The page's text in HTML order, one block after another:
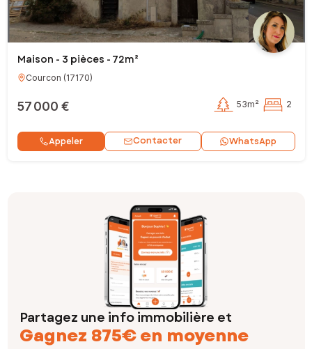
Maison - 3 pièces - 72m²
Courcon (17170)
57 000 € 53m² 2
Appeler Contacter WhatsApp
Partagez une info immobilière et
Gagnez 875€ en moyenne